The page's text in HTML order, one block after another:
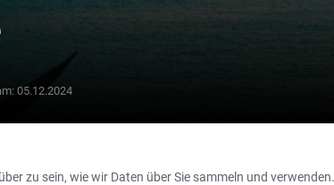
05.12.2024
zu sein, wie wir Daten über Sie sammeln und verwenden.